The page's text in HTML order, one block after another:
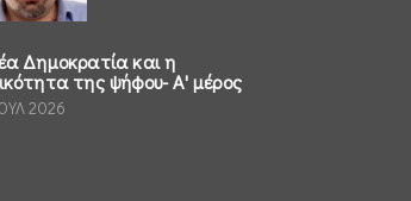
Δημοκρατία και η
της ψήφου- Α' μέρος
2026